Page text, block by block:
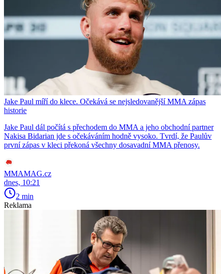
Jake Paul míří do klece. Očekává se nejsledovanější MMA zápas
historie
Jake Paul dál počítá s přechodem do MMA a jeho obchodní partner
Nakisa Bidarian jde s očekáváním hodně vysoko. Tvrdí, že Paulův
první zápas v kleci překoná všechny dosavadní MMA přenosy.
MMAMAG.cz
dnes, 10:21
2 min
Reklama